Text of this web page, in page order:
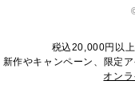
税込20,000円以
新作やキャンペーン、限定
オン